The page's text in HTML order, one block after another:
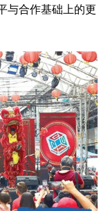
与合作基础上的更